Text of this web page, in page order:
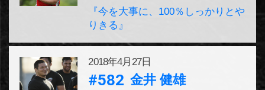
『今を大事に、100％しっかりとや
りきる』
2018年4月27日
#582 金井 健雄